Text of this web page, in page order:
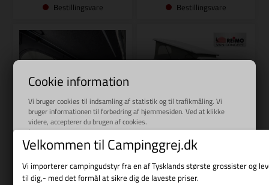
Cookie information
Vi bruger cookies til indsamling af statistik og til trafikmåling. Vi
bruger informationen til forbedring af hjemmesiden. Ved at klikke
videre, accepterer du brugen af cookies.
Læs mere
Bestillingsvare Bestillingsvare
Varenr.: R 21171B02
REIMO
REIMO
T5 letmonteret tag, VW T6, KR,
høj ryg, bæltespænde
Velkommen til Campinggrej.dk
Vi importerer campingudstyr fra en af Tysklands største grossister og
til dig,- med det formål at sikre dig de laveste priser.